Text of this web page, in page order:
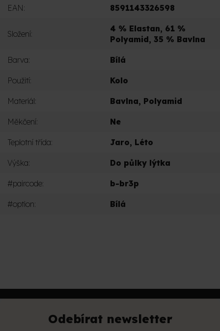
EAN: 8591143326598
Složení:
4 % Elastan, 61 %
Polyamid, 35 % Bavlna
Barva: Bílá
Použití: Kolo
Materiál: Bavlna, Polyamid
Měkčení: Ne
Teplotní třída: Jaro, Léto
Výška: Do půlky lýtka
#paircode: b-br3p
#option: Bílá
Odebírat newsletter